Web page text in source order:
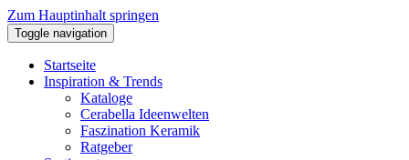
Zum Hauptinhalt springen
Toggle navigation
Startseite
Inspiration & Trends
Kataloge
Cerabella Ideenwelten
Faszination Keramik
Ratgeber